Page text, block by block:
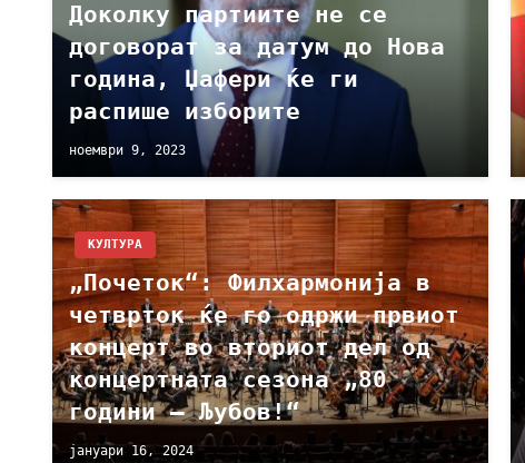
Доколку партиите не се
договорат за датум до Нова
година, Џафери ќе ги
распише изборите
ноември 9, 2023
КУЛТУРА
„Почеток“: Филхармонија в
четврток ќе го одржи првиот
концерт во вториот дел од
концертната сезона „80
години – Љубов!“
јануари 16, 2024